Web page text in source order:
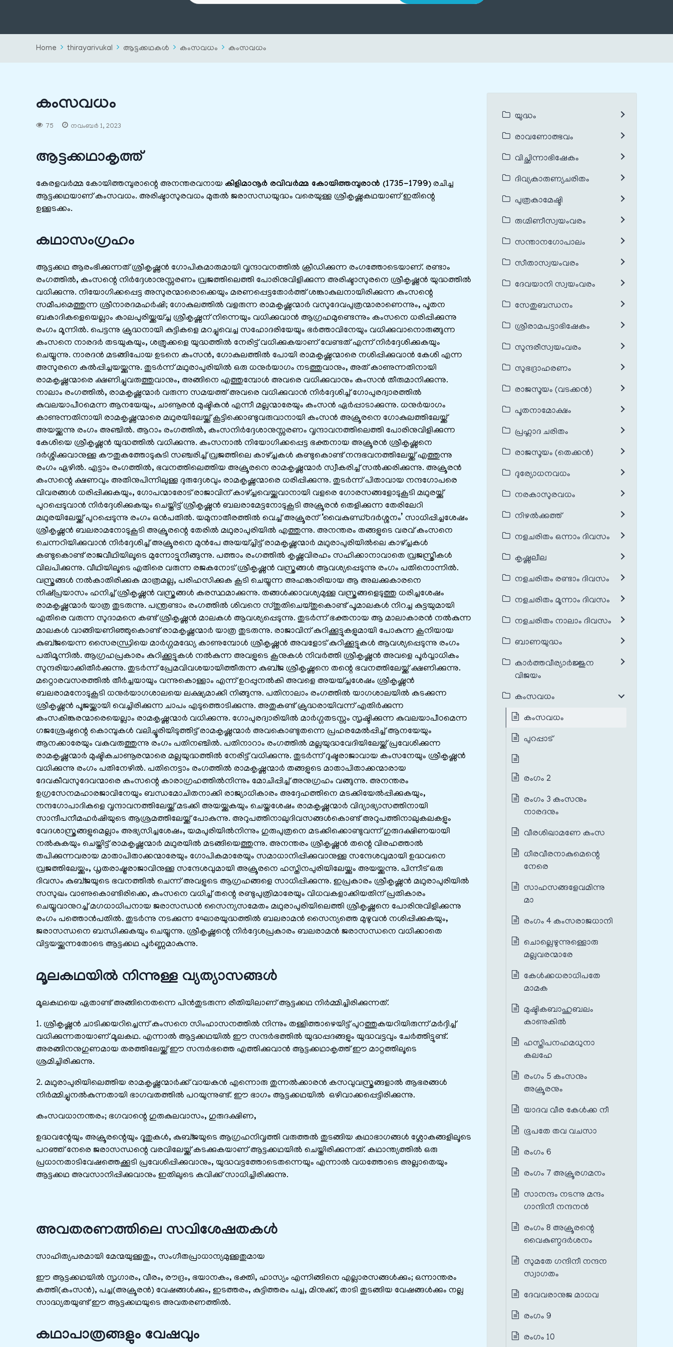
Home thirayarivukal ആട്ടക്കഥകൾ കംസവധം കംസവധം
കംസവധം
75 നവംബർ 1, 2023
ആട്ടക്കഥാകൃത്ത്
കേരളവർമ്മ കോയിത്തമ്പുരാന്റെ അനന്തരവനായ കിളിമാനൂർ രവിവർമ്മ കോയിത്തമ്പുരാൻ (1735-1799) രചിച്ച
ആട്ടക്കഥയാണ് കംസവധം. അരിഷ്ടാസുരവധം മുതൽ ജരാസന്ധയുദ്ധം വരെയുള്ള ശ്രീകൃഷ്ണകഥയാണ് ഇതിന്റെ
ഉള്ളടക്കം.
കഥാസംഗ്രഹം
ആട്ടക്കഥ ആരംഭിക്കുന്നത് ശ്രീകൃഷ്ണൻ ഗോപികമാരുമായി വൃന്ദാവനത്തിൽ ക്രീഡിക്കുന്ന രംഗത്തോടെയാണ്. രണ്ടാം
രംഗത്തിൽ, കംസന്റെ നിർദ്ദേശാനുസ്സരണം വ്രജത്തിലെത്തി പോരിനുവിളിക്കുന്ന അരിഷ്ടാസുരനെ ശ്രീകൃഷ്ണൻ യുദ്ധത്തിൽ
വധിക്കുന്നു. നിയോഗിക്കപ്പെട്ട അസുരന്മാരൊക്കെയും മരണപ്പെട്ടതോർത്ത് ശങ്കാകുലനായിരിക്കുന്ന കംസന്റെ
സമീപമെത്തുന്ന ശ്രീനാരദമഹർഷി; ഗോകുലത്തിൽ വളരുന്ന രാമകൃഷ്ണന്മാർ വസുദേവപുത്രന്മാരാണെന്നും, പൂതന
ബകാദികളെയെല്ലാം കാലപുരിയ്ക്കയ്ച്ച ശ്രീകൃഷ്ണന് നിന്നെയും വധിക്കുവാൻ ആഗ്രഹമുണ്ടെന്നും കംസനെ ധരിപ്പിക്കുന്നു
രംഗം മൂന്നിൽ. പെട്ടന്നു ക്രുദ്ധനായി കുട്ടികളെ മറച്ചുവെച്ച സഹോദരിയേയും ഭർത്താവിനേയും വധിക്കുവാനൊരുങ്ങുന്ന
കംസനെ നാരദർ തടയുകയും, ശത്രുക്കളെ യുദ്ധത്തിൽ നേരിട്ട് വധിക്കുകയാണ് വേണ്ടത് എന്ന് നിർദ്ദേശിക്കുകയും
ചെയ്യുന്നു. നാരദൻ മടങ്ങിപോയ ഉടനെ കംസൻ, ഗോകുലത്തിൽ പോയി രാമകൃഷ്ണന്മാരെ നശിപ്പിക്കുവാൻ കേശി എന്ന
അസുരനെ കൽപ്പിച്ചയയ്ക്കുന്നു. തുടർന്ന് മഥുരാപുരിയിൽ ഒരു ധനുർയാഗം നടത്തുവാനും, അത് കാണുന്നതിനായി
രാമകൃഷ്ണന്മാരെ ക്ഷണിച്ചുവരുത്തുവാനും, അങ്ങിനെ എത്തുമ്പോൾ അവരെ വധിക്കുവാനും കംസൻ തീരുമാനിക്കുന്നു.
നാലാം രംഗത്തിൽ, രാമകൃഷ്ണന്മാർ വരുന്ന സമയത്ത് അവരെ വധിക്കുവാൻ നിർദ്ദേശിച്ച് ഗോപുരദ്വാരത്തിൽ
കുവലയാപീഠമെന്ന ആനയേയും, ചാണൂരൻ മുഷ്ടികൻ എന്നീ മല്ലന്മാരേയും കംസൻ ഏർപ്പാടാക്കുന്നു. ധനുർയാഗം
കാണുന്നതിനായി രാമകൃഷ്ണന്മാരെ മഥുരയിലേയ്ക്ക് കൂട്ടിക്കൊണ്ടുവരുവാനായി കംസൻ അക്രൂരനെ ഗോകുലത്തിലേയ്ക്ക്
അയയ്ക്കുന്നു രംഗം അഞ്ചിൽ. ആറാം രംഗത്തിൽ, കംസനിർദ്ദേശാനുസ്സരണം വൃന്ദാവനത്തിലെത്തി പോരിനുവിളിക്കുന്ന
കേശിയെ ശ്രീകൃഷ്ണൻ യുദ്ധത്തിൽ വധിക്കുന്നു. കംസനാൽ നിയോഗിക്കപ്പെട്ട ഭക്തനായ അക്രൂരൻ ശ്രീകൃഷ്ണനെ
ദർശ്ശിക്കുവാനുള്ള കൗതുകത്തോടുകുടി സഞ്ചരിച്ച് വ്രജത്തിലെ കാഴ്ച്ചകൾ കണ്ടുകൊണ്ട് നന്ദഭവനത്തിലേയ്ക്ക് എത്തുന്നു
രംഗം ഏഴിൽ. എട്ടാം രംഗത്തിൽ, ഭവനത്തിലെത്തിയ അക്രൂരനെ രാമകൃഷ്ണന്മാർ സ്വീകരിച്ച് സൽക്കരിക്കുന്നു. അക്രൂരൻ
കംസന്റെ ക്ഷണവും അതിനുപിന്നിലുള്ള ദുരുദ്ദേശവും രാമകൃഷ്ണന്മാരെ ധരിപ്പിക്കുന്നു. തുടർന്ന് പിതാവായ നന്ദഗോപരെ
വിവരങ്ങൾ ധരിപ്പിക്കുകയും, ഗോപന്മാരോട് രാജാവിന് കാഴ്ച്ചവെയ്ക്കുവാനായി വളരെ ഗോരസങ്ങളോടുകൂടി മഥുരയ്ക്കു്
പുറപ്പെടുവാൻ നിർദ്ദേശിക്കുകയും ചെയ്തിട്ട് ശ്രീകൃഷ്ണൻ ബലരാമേട്ടനോടുകൂടി അക്രൂരൻ തെളിക്കുന്ന തേരിലേറി
മഥുരയിലേയ്ക്ക് പുറപ്പെടുന്നു രംഗം ഒൻപതിൽ. യമുനാതീരത്തിൽ വെച്ച് അക്രൂരന് ‘വൈകുണ്ഡ്ഠദർശ്ശനം’ സാധിപ്പിച്ചശേഷം
ശ്രീകൃഷ്ണൻ ബലരാമനോടുകൂടി അക്രൂരന്റെ തേരിൽ മഥുരാപുരിയിൽ എത്തുന്നു. അനന്തരം തങ്ങളുടെ വരവ് കംസനെ
ചെന്നറിയിക്കുവാൻ നിർദ്ദേശിച്ച് അക്രൂരനെ മുൻപേ അയയ്ച്ചിട്ട് രാമകൃഷ്ണന്മാർ മഥുരാപുരിയിൽലെ കാഴ്ച്ചകൾ
കണ്ടുകൊണ്ട് രാജവീഥിയിലൂടെ മുന്നോട്ടുനീങ്ങുന്നു. പത്താം രംഗത്തിൽ കൃഷ്ണവിരഹം സഹിക്കാനാവാതെ വ്രജസ്ത്രീകൾ
വിലപിക്കുന്നു. വീഥിയിലൂടെ എതിരെ വരുന്ന രജകനോട് ശ്രീകൃഷ്ണൻ വസ്ത്രങ്ങൾ ആവശ്യപ്പെടുന്നു രംഗം പതിനൊന്നിൽ.
വസ്ത്രങ്ങൾ നൽകാതിരിക്കുക മാത്രമല്ല, പരിഹസിക്കുക കൂടി ചെയ്യുന്ന അഹങ്കാരിയായ ആ അലക്കുകാരനെ
നിഷ്പ്രയാസം ഹനിച്ച് ശ്രീകൃഷ്ണൻ വസ്ത്രങ്ങൾ കരസ്ഥമാക്കുന്നു. തങ്ങൾക്കാവശ്യമുള്ള വസ്ത്രങ്ങളെടുത്തു ധരിച്ചശേഷം
രാമകൃഷ്ണന്മാർ യാത്ര തുടരുന്നു. പന്ത്രണ്ടാം രംഗത്തിൽ ശിവനെ സ്തുതിചെയ്തുകൊണ്ട് പൂമാലകൾ നിറച്ച കുട്ടയുമായി
എതിരെ വരുന്ന സുദാമനെ കണ്ട് ശ്രീകൃഷ്ണൻ മാലകൾ ആവശ്യപ്പെടുന്നു. തുടർന്ന് ഭക്തനായ ആ മാലാകാരൻ നൽകുന്ന
മാലകൾ വാങ്ങിയണിഞ്ഞുകൊണ്ട് രാമകൃഷ്ണന്മാർ യാത്ര തുടരുന്നു. രാജാവിന് കുറിക്കൂട്ടുകളുമായി പോകുന്ന കൂനിയായ
കുബ്ജയെന്ന സൈരന്ധ്രിയെ മാർഗ്ഗമദ്ധ്യേ കാണുമ്പോൾ ശ്രീകൃഷ്ണൻ അവളോട് കുറിക്കൂട്ടുകൾ ആവശ്യപ്പെടുന്നു രംഗം
പതിമൂന്നിൽ. ആഗ്രഹപ്രകാരം കുറിക്കൂട്ടുകൾ നൽകുന്ന അവളുടെ കൂനുകൾ നിവർത്തി ശ്രീകൃഷ്ണൻ അവളെ പൂർവ്വാധികം
സുന്ദരിയാക്കിതീർക്കുന്നു. തുടർന്ന് പ്രേമവിവശയായിത്തീരുന്ന കുബ്ജ ശ്രീകൃഷ്ണനെ തന്റെ ഭവനത്തിലേയ്ക്ക് ക്ഷണിക്കുന്നു.
മറ്റൊരവസരത്തിൽ തീർച്ചയായും വന്നുകൊള്ളാം എന്ന് ഉറപ്പുനൽകി അവളെ അയയ്ച്ചശേഷം ശ്രീകൃഷ്ണൻ
ബലരാമനോടുകൂടി ധനുർയാഗശാലയെ ലക്ഷ്യമാക്കി നിങ്ങുന്നു. പതിനാലാം രംഗത്തിൽ യാഗശാലയിൽ കടക്കുന്ന
ശ്രീകൃഷ്ണൻ പൂജയ്ക്കായി വെച്ചിരിക്കുന്ന ചാപം എടുത്തൊടിക്കുന്നു. അതുകണ്ട് ക്രുദ്ധരായിവന്ന് എതിർക്കുന്ന
കംസകിങ്കരന്മാരെയെല്ലാം രാമകൃഷ്ണന്മാർ വധിക്കുന്നു. ഗോപുരദ്വാരിയിൽ മാർഗ്ഗതടസ്സം സൃഷ്ടിക്കുന്ന കുവലയാപീഠമെന്ന
ഗജശ്രേഷ്ഠന്റെ കൊമ്പുകൾ വലിച്ചൂരിയിടുത്തിട്ട് രാമകൃഷ്ണന്മാർ അവകൊണ്ടുതന്നെ പ്രഹരമേൽപ്പിച്ച് ആനയേയും
ആനക്കാരേയും വകവരുത്തുന്നു രംഗം പതിനഞ്ചിൽ. പതിനാറാം രംഗത്തിൽ മല്ലയുദ്ധവേദിയിലേയ്ക്ക് പ്രവേശിക്കുന്ന
രാമകൃഷ്ണന്മാർ മുഷ്ടികചാണൂരന്മാരെ മല്ലയുദ്ധത്തിൽ നേരിട്ട് വധിക്കുന്നു. തുടർന്ന് ദുഷ്ടരാജാവായ കംസനേയും ശ്രീകൃഷ്ണൻ
വധിക്കുന്നു രംഗം പതിനേഴിൽ. പതിനെട്ടാം രംഗത്തിൽ രാമകൃഷ്ണന്മാർ തങ്ങളുടെ മാതാപിതാക്കന്മാരായ
ദേവകീവസുദേവന്മാരെ കംസന്റെ കാരാഗ്രഹത്തിൽനിന്നും മോചിപ്പിച്ച് അനുഗ്രഹം വങ്ങുന്നു. അനന്തരം
ഉഗ്രസേനമഹാരജാവിനേയും ബന്ധമോചിതനാക്കി രാജ്യാധികാരം അദ്ദേഹത്തിനെ മടക്കിയേൽപ്പിക്കുകയും,
നന്ദഗോപാദികളെ വൃന്ദാവനത്തിലേയ്ക്ക് മടക്കി അയയ്ക്കുകയും ചെയ്തശേഷം രാമകൃഷ്ണന്മാർ വിദ്യാഭ്യാസത്തിനായി
സാന്ദീപനീമഹർഷിയുടെ ആശ്രമത്തിലേയ്ക്ക് പോകുന്നു. അറുപത്തിനാലുദിവസങ്ങൾകൊണ്ട് അറുപത്തിനാലുകലകളും
വേദശാസ്ത്രങ്ങളുമെല്ലാം അഭ്യസിച്ചശേഷം, യമപുരിയിൽനിന്നും ഗുരുപുത്രനെ മടക്കിക്കൊണ്ടുവന്ന് ഗുരുദക്ഷിണയായി
നൽകുകയും ചെയ്തിട്ട് രാമകൃഷ്ണന്മാർ മഥുരയിൽ മടങ്ങിയെത്തുന്നു. അനന്തരം ശ്രീകൃഷ്ണൻ തന്റെ വിരഹത്താൽ
തപിക്കുന്നവരായ മാതാപിതാക്കന്മാരേയും ഗോപികമാരേയും സമാധാനിപ്പിക്കുവാനുള്ള സന്ദേശവുമായി ഉദ്ധവനെ
വ്രജത്തിലേയ്ക്കും, ധൃതരാഷ്ട്രരാജാവിനുള്ള സന്ദേശവുമായി അക്രൂരനെ ഹസ്തിനപുരിയിലേയ്ക്കും അയയ്ക്കുന്നു. പിന്നീട് ഒരു
ദിവസം കുബ്ജയുടെ ഭവനത്തിൽ ചെന്ന് അവളുടെ ആഗ്രഹങ്ങളെ സാധിപ്പിക്കുന്നു. ഇപ്രകാരം ശ്രീകൃഷ്ണൻ മഥുരാപുരിയിൽ
സസുഖം വാണുകൊണ്ടിരിക്കെ, കംസനെ വധിച്ച് തന്റെ രണ്ടുപുത്രിമാരേയും വിധവകളാക്കിയതിന് പ്രതികാരം
ചെയ്യുവാനുറച്ച് മഗധാധിപനായ ജരാസന്ധൻ സൈന്യസമേതം മഥുരാപുരിയിലെത്തി ശ്രീകൃഷ്ണനെ പോരിനുവിളിക്കുന്നു
രംഗം പത്തൊൻപതിൽ. തുടർന്നു നടക്കുന്ന ഘോരയുദ്ധത്തിൽ ബലരാമൻ സൈന്യത്തെ മുഴുവൻ നശിപ്പിക്കുകയും,
ജരാസന്ധനെ ബന്ധിക്കുകയും ചെയ്യുന്നു. ശ്രീകൃഷ്ണന്റെ നിർദ്ദേശപ്രകാരം ബലരാമൻ ജരാസന്ധനെ വധിക്കാതെ
വിട്ടയയ്ക്കുന്നതോടെ ആട്ടക്കഥ പൂർണ്ണമാകുന്നു.
മൂലകഥയിൽ നിന്നുള്ള വ്യത്യാസങ്ങൾ
മൂലകഥയെ ഏതാണ്ട് അങ്ങിനെതന്നെ പിൻതുടരുന്ന രീതിയിലാണ് ആട്ടക്കഥ നിർമ്മിച്ചിരിക്കുന്നത്.
1. ശ്രീകൃഷ്ണൻ ചാടിക്കയറിച്ചെന്ന് കംസനെ സിംഹാസനത്തിൽ നിന്നും തള്ളിത്താഴെയിട്ട് പുറത്തുകയറിയിരുന്ന് മർദ്ദിച്ച്
വധിക്കുന്നതായാണ് മൂലകഥ. എന്നാൽ ആട്ടക്കഥയിൽ ഈ സന്ദർഭത്തിൽ യുദ്ധപ്പദങ്ങളും യുദ്ധവട്ടവും ചേർത്തിട്ടുണ്ട്.
അരങ്ങിനനുഗുണമായ തരത്തിലേയ്ക്ക് ഈ സന്ദർഭത്തെ എത്തിക്കുവാൻ ആട്ടക്കഥാകൃത്ത് ഈ മാറ്റത്തിലൂടെ
ശ്രമിച്ചിരിക്കുന്നു.
2. മഥുരാപുരിയിലെത്തിയ രാമകൃഷ്ണന്മാർക്ക് വായകൻ എന്നൊരു തുന്നൽക്കാരൻ കസവുവസ്ത്രങ്ങളാൽ ആഭരങ്ങൾ
നിർമ്മിച്ചുനൽകുന്നതായി ഭാഗവതത്തിൽ പറയുന്നുണ്ട്. ഈ ഭാഗം ആട്ടക്കഥയിൽ ഒഴിവാക്കപ്പെട്ടിരിക്കുന്നു.
കംസവധാനന്തരം; ഭഗവാന്റെ ഗുരുകുലവാസം, ഗുരുദക്ഷിണ,
ഉദ്ധവന്റേയും അക്രൂരന്റെയും ദൂതുകൾ, കുബ്ജയുടെ ആഗ്രഹനിവൃത്തി വരുത്തൽ തുടങ്ങിയ കഥാഭാഗങ്ങൾ ശ്ലോകങ്ങളിലൂടെ
പറഞ്ഞ് നേരെ ജരാസന്ധന്റെ വരവിലേയ്ക്ക് കടക്കുകയാണ് ആട്ടക്കഥയിൽ ചെയ്തിരിക്കുന്നത്. കഥാന്ത്യത്തിൽ ഒരു
പ്രധാനതാടിവേഷത്തെക്കൂടി പ്രവേശിപ്പിക്കുവാനും, യുദ്ധവട്ടത്തോടെതന്നെയും എന്നാൽ വധത്തോടെ അല്ലാതെയും
ആട്ടക്കഥ അവസാനിപ്പിക്കുവാനും ഇതിലുടെ കവിക്ക് സാധിച്ചിരിക്കുന്നു.
അവതരണത്തിലെ സവിശേഷതകൾ
സാഹിത്യപരമായി മേന്മയുള്ളതും, സംഗീതപ്രാധാന്യമുള്ളതുമായ
ഈ ആട്ടക്കഥയിൽ സൃഗാരം, വീരം, രൗദ്രം, ഭയാനകം, ഭക്തി, ഹാസ്യം എന്നിങ്ങിനെ എല്ലാരസങ്ങൾക്കും; ഒന്നാന്തരം
കത്തി(കംസൻ), പച്ച(അക്രൂരൻ) വേഷങ്ങൾക്കും, ഇടത്തരം, കുട്ടിത്തരം പച്ച, മിനുക്ക്, താടി തുടങ്ങിയ വേഷങ്ങൾക്കും നല്ല
സാദ്ധ്യതയുണ്ട് ഈ ആട്ടക്കഥയുടെ അവതരണത്തിൽ.
കഥാപാത്രങ്ങളും വേഷവും
യുദ്ധം
രാവണോത്ഭവം
വിച്ഛിന്നാഭിഷേകം
ദിവ്യകാരുണ്യചരിതം
പുത്രകാമേഷ്ടി
രുഗ്മിണീസ്വയംവരം
സന്താനഗോപാലം
സീതാസ്വയംവരം
ദേവയാനി സ്വയംവരം
സേതുബന്ധനം
ശ്രീരാമപട്ടാഭിഷേകം
സുന്ദരീസ്വയംവരം
സുഭദ്രാഹരണം
രാജസൂയം (വടക്കൻ)
പൂതനാമോക്ഷം
പ്രഹ്ലാദ ചരിതം
രാജസൂയം (തെക്കൻ)
ദുര്യോധനവധം
നരകാസുരവധം
നിഴൽക്കുത്ത്
നളചരിതം ഒന്നാം ദിവസം
കൃഷ്ണലീല
നളചരിതം രണ്ടാം ദിവസം
നളചരിതം മൂന്നാം ദിവസം
നളചരിതം നാലാം ദിവസം
ബാണയുദ്ധം
കാർത്തവീര്യാർജ്ജുന
വിജയം
കംസവധം
കംസവധം
പുറപ്പാട്
രംഗം 2
രംഗം 3 കംസനും
നാരദനും
വീരശിഖാമണേ കംസ
ധീരവീരനാകുമെന്റെ
നേരെ
സാഹസങ്ങളേവമിന്നു
മാ
രംഗം 4 കംസരാജധാനി
ചൊല്ലെഴുന്നുള്ളൊരു
മല്ലവരന്മാരേ
കേൾക്കധരാധിപതേ
മാമക
മുഷ്ടികബാഹുബലം
കാണുകിൽ
ഹസ്തിപനഹമധുനാ
കലഹേ
രംഗം 5 കംസനും
അക്രൂരനും
യാദവ വീര കേൾക്ക നീ
ഭൂപതേ തവ വചസാ
രംഗം 6
രംഗം 7 അക്രൂരഗമനം
സാനന്ദം നടന്നു മന്ദം
ഗാന്ദിനീ നന്ദനൻ
രംഗം 8 അക്രൂരന്റെ
വൈകുണ്ഠദർശനം
സുമതേ ഗന്ദിനീ നന്ദന
സ്വാഗതം
ദേവവരാനുജ മാധവ
രംഗം 9
രംഗം 10